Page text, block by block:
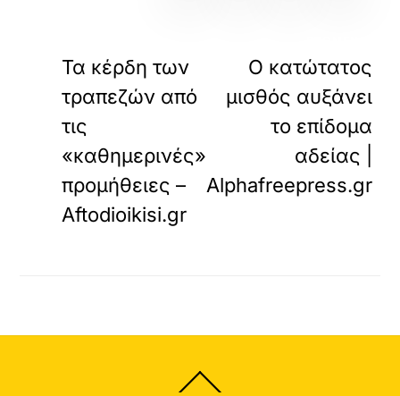
Τα κέρδη των
τραπεζών από
τις
«καθημερινές»
προμήθειες –
Aftodioikisi.gr
Ο κατώτατος
μισθός αυξάνει
το επίδομα
αδείας |
Alphafreepress.gr
Back